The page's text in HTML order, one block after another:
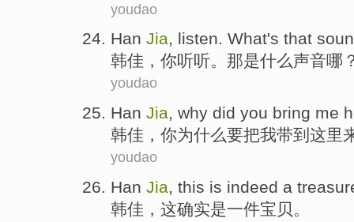
youdao
Han Jia, listen. What's that
韩佳 ， 你听听。 那是什么声音哪
youdao
Han Jia, why did you bring me
韩佳 ， 你为什么要把我带到 这里
youdao
Han Jia, this is indeed a
韩佳 ， 这确实是一件宝贝 。